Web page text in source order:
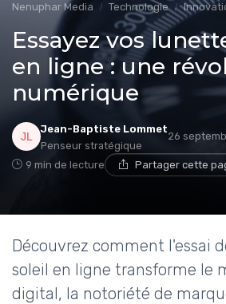
Nenuphar Media Technologie
Essayez vos
en ligne : une
numérique
Jean-Baptiste Lommet
Penseur stratégique
26
9 min de lecture Partager cette
Découvrez comment l'essai
soleil en ligne transforme le
digital, la notoriété de